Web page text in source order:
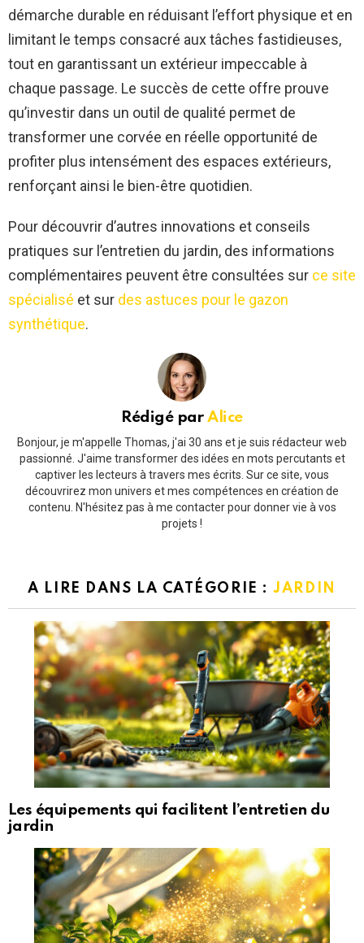
démarche durable en réduisant l’effort physique et en
limitant le temps consacré aux tâches fastidieuses,
tout en garantissant un extérieur impeccable à
chaque passage. Le succès de cette offre prouve
qu’investir dans un outil de qualité permet de
transformer une corvée en réelle opportunité de
profiter plus intensément des espaces extérieurs,
renforçant ainsi le bien-être quotidien.
Pour découvrir d’autres innovations et conseils
pratiques sur l’entretien du jardin, des informations
complémentaires peuvent être consultées sur ce site
spécialisé et sur des astuces pour le gazon
synthétique.
Rédigé parAlice
Bonjour, je m'appelle Thomas, j'ai 30 ans et je suis rédacteur web
passionné. J'aime transformer des idées en mots percutants et
captiver les lecteurs à travers mes écrits. Sur ce site, vous
découvrirez mon univers et mes compétences en création de
contenu. N'hésitez pas à me contacter pour donner vie à vos
projets !
A LIRE DANS LA CATÉGORIE :JARDIN
Les équipements qui facilitent l’entretien du
jardin